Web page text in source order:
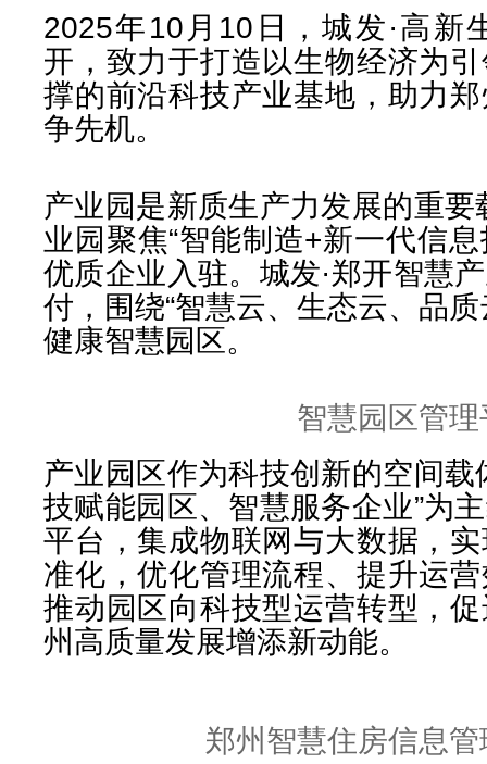
2025年10月10日，城发·高新
开，致力于打造以生物经济为
撑的前沿科技产业基地，助力
争先机。
产业园是新质生产力发展的重要
业园聚焦“智能制造+新一代信
优质企业入驻。城发·郑开智慧
付，围绕“智慧云、生态云、品
健康智慧园区。
智慧园区管理
产业园区作为科技创新的空间载
技赋能园区、智慧服务企业”为
平台，集成物联网与大数据，
准化，优化管理流程、提升运
推动园区向科技型运营转型，
州高质量发展增添新动能。
郑州智慧住房信息